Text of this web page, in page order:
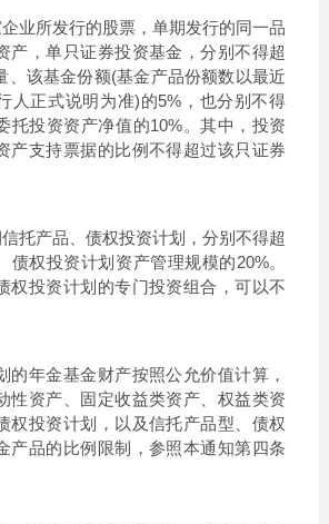
所发行的股票，单期发行的同一品
产，单只证券投资基金，分别不得超
、该基金份额(基金产品份额数以最近
人正式说明为准)的5%，也分别不得
托投资资产净值的10%。其中，投资
产支持票据的比例不得超过该只证券
产品、债权投资计划，分别不得超
债权投资计划资产管理规模的20%。
权投资计划的专门投资组合，可以不
年金基金财产按照公允价值计算，
性资产、固定收益类资产、权益类资
权投资计划，以及信托产品型、债权
产品的比例限制，参照本通知第四条